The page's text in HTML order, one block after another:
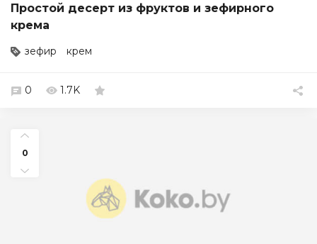
Простой десерт из фруктов и зефирного
крема
зефир крем
0 1.7K
0